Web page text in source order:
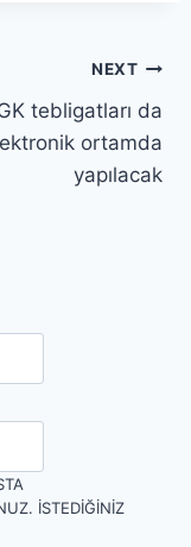
NEXT
tebligatları da
ortamda
yapılacak
İSTEDIĞINIZ